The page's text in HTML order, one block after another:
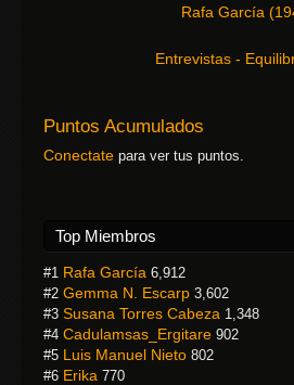
Rafa García (
Entrevistas -
Puntos Acumulados
Conectate para ver tus puntos.
Top Miembros
#1 Rafa García 6,912
#2 Gemma N. Escarp 3,602
#3 Susana Torres Cabeza 1,348
#4 Cadulamsas_Ergitare 902
#5 Luis Manuel Nieto 802
#6 Erika 770